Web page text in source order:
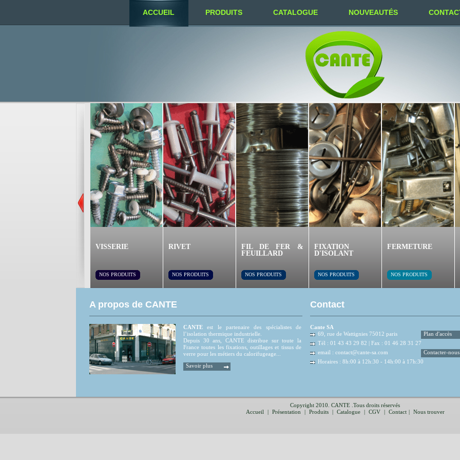
ACCUEIL PRODUITS CATALOGUE NOUVEAUTÉS
VISSERIE
NOS PRODUITS
RIVET
NOS PRODUITS
FIL DE FER &
FEUILLARD
NOS PRODUITS
FIXATION
D'ISOLANT
NOS PRODUITS
FERMETURE
NOS PRODUITS
A propos de CANTE
CANTE est le partenaire des spécialistes de
l’isolation thermique industrielle.
Depuis 30 ans, CANTE distribue sur toute la
France toutes les fixations, outillages et tissus de
verre pour les métiers du calorifugeage...
Savoir plus
Contact
Cante SA
69, rue de Wattignies 75012 paris
Plan d'accès
Tél : 01 43 43 29 82 | Fax : 01 46 28 31 27
email : contact@cante-sa.com
Contacter-nous
Horaires : 8h:00 à 12h:30 - 14h:00 à 17h:30
Copyright 2010. CANTE .Tous droits réservés
Accueil
| Présentation | Produits | Catalogue | CGV | Contact | Nous trouver